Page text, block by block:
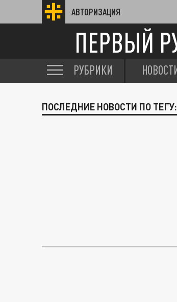
АВТОРИЗАЦИЯ
ПЕРВЫЙ
РУБРИКИ
ПОСЛЕДНИЕ НОВОСТИ ПО